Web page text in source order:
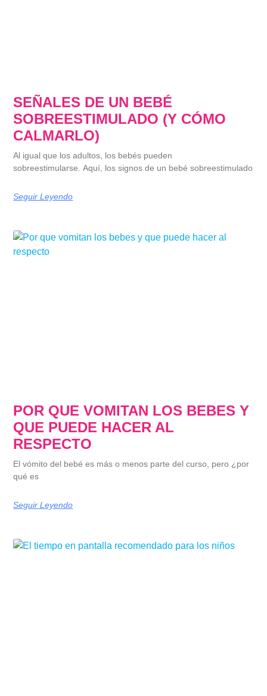
SEÑALES DE UN BEBÉ
SOBREESTIMULADO (Y CÓMO
CALMARLO)
Al igual que los adultos, los bebés pueden
sobreestimularse. Aquí, los signos de un bebé sobreestimulado
Seguir Leyendo
POR QUE VOMITAN LOS BEBES Y
QUE PUEDE HACER AL
RESPECTO
El vómito del bebé es más o menos parte del curso, pero ¿por
qué es
Seguir Leyendo